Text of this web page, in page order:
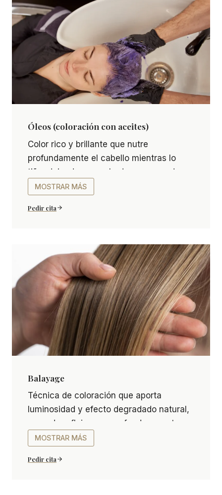
Óleos (coloración con aceites) Color rico y
Óleos (coloración con aceites)
Color rico y brillante que nutre
profundamente el cabello mientras lo
tiñe, dejando un acabado suave, sedoso
y con movimiento natural.
MOSTRAR MÁS
Pedir cita
Balayage Técnica de coloración que aporta
Balayage
Técnica de coloración que aporta
luminosidad y efecto degradado natural,
creando reflejos que se funden con tu
tono base. Ideal para un look
mantenimiento.
MOSTRAR MÁS
Pedir cita